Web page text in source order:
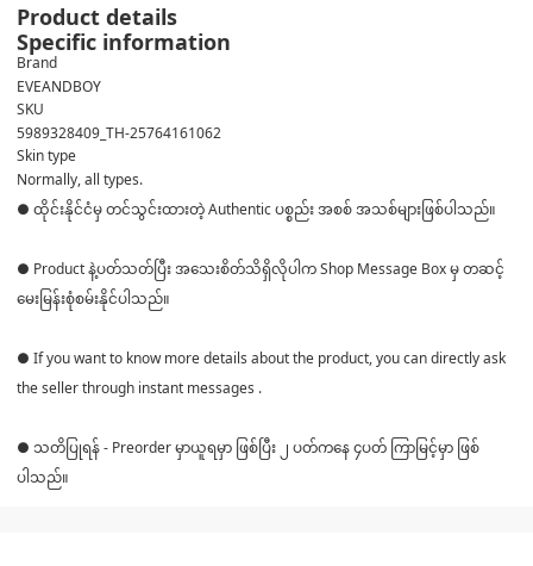
Product details
Specific information
Brand
EVEANDBOY
SKU
5989328409_TH-25764161062
Skin type
Normally, all types.
● ထိုင်းနိုင်ငံမှ တင်သွင်းထားတဲ့ Authentic ပစ္စည်း အစစ် အသစ်များဖြစ်ပါသည်။
● Product နဲ့ပတ်သတ်ပြီး အသေးစိတ်သိရှိလိုပါက Shop Message Box မှ တဆင့်
မေးမြန်းစုံစမ်းနိုင်ပါသည်။
● If you want to know more details about the product, you can directly ask
the seller through instant messages .
● သတိပြုရန် - Preorder မှာယူရမှာ ဖြစ်ပြီး ၂ ပတ်ကနေ ၄ပတ် ကြာမြင့်မှာ ဖြစ်
ပါသည်။